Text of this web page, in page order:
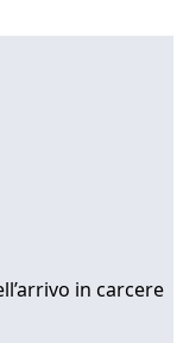
in carcere